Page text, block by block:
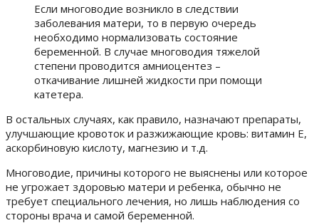
Если многоводие возникло в следствии
заболевания матери, то в первую очередь
необходимо нормализовать состояние
беременной. В случае многоводия тяжелой
степени проводится амниоцентез –
откачивание лишней жидкости при помощи
катетера.
В остальных случаях, как правило, назначают препараты,
улучшающие кровоток и разжижающие кровь: витамин Е,
аскорбиновую кислоту, магнезию и т.д.
Многоводие, причины которого не выяснены или которое
не угрожает здоровью матери и ребенка, обычно не
требует специального лечения, но лишь наблюдения со
стороны врача и самой беременной.